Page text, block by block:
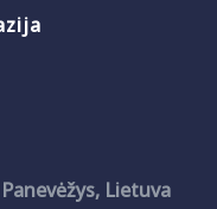
Lietuva